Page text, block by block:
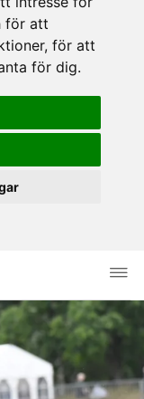
för att
, för att
för dig.